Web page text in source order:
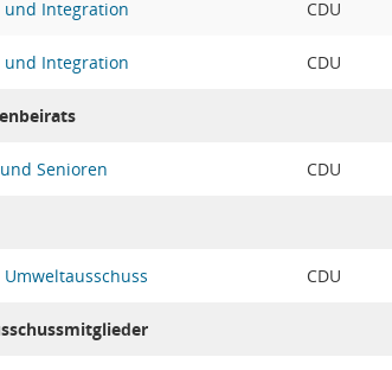
Integration CDU
Integration CDU
Senioren CDU
CDU